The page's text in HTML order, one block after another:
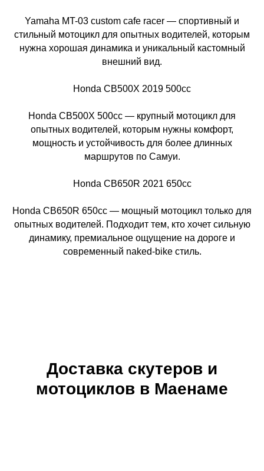
Yamaha MT-03 custom cafe racer — спортивный и
стильный мотоцикл для опытных водителей, которым
нужна хорошая динамика и уникальный кастомный
внешний вид.
Honda CB500X 2019 500cc
Honda CB500X 500cc — крупный мотоцикл для
опытных водителей, которым нужны комфорт,
мощность и устойчивость для более длинных
маршрутов по Самуи.
Honda CB650R 2021 650cc
Honda CB650R 650cc — мощный мотоцикл только для
опытных водителей. Подходит тем, кто хочет сильную
динамику, премиальное ощущение на дороге и
современный naked-bike стиль.
Доставка скутеров и
мотоциклов в Маенаме